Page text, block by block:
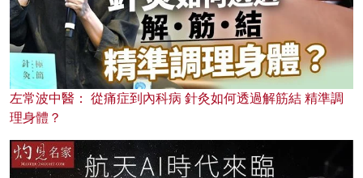
左常波中醫： 從痛症到內科病 針灸如何透過解筋結 精準調
理身體？